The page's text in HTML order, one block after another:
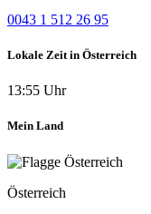
0043 1 512 26 95
Lokale Zeit in Österreich
13:55 Uhr
Mein Land
Österreich